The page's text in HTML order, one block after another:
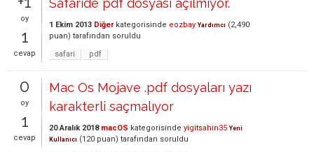
oy
1
cevap
Safaride pdf dosyası açılmıyor.
1 Ekim 2013 Diğerkategorisinde eozbay Yardımcı (2,490
puan) tarafından soruldu
safari
pdf
0
oy
1
cevap
Mac Os Mojave .pdf dosyaları yazı
karakterli saçmalıyor
20 Aralık 2018 macOS kategorisinde yigitsahin35 Yeni
Kullanıcı (120 puan) tarafından soruldu